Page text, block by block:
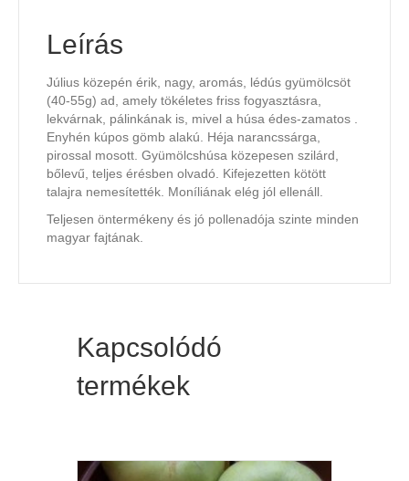
Leírás
Július közepén érik, nagy, aromás, lédús gyümölcsöt
(40-55g) ad, amely tökéletes friss fogyasztásra,
lekvárnak, pálinkának is, mivel a húsa édes-zamatos .
Enyhén kúpos gömb alakú. Héja narancssárga,
pirossal mosott. Gyümölcshúsa közepesen szilárd,
bőlevű, teljes érésben olvadó. Kifejezetten kötött
talajra nemesítették. Moníliának elég jól ellenáll.
Teljesen öntermékeny és jó pollenadója szinte minden
magyar fajtának.
Kapcsolódó
termékek